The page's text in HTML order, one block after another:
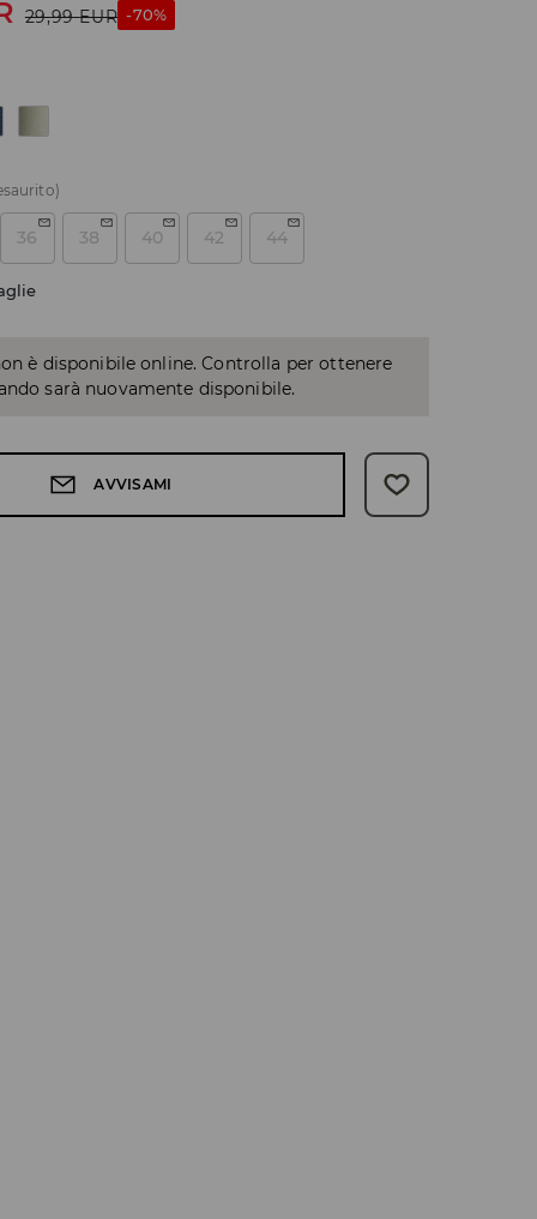
29,99 EUR -70%
36 38 40 42 44
è disponibile online. Controlla per ottenere
sarà nuovamente disponibile.
AVVISAMI